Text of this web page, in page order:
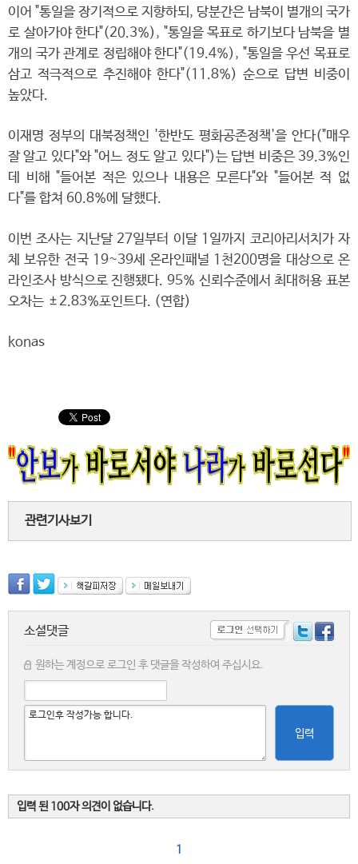
이어 "통일을 장기적으로 지향하되, 당분간은 남북이 별개의 국가
로 살아가야 한다"(20.3%), "통일을 목표로 하기보다 남북을 별
개의 국가 관계로 정립해야 한다"(19.4%), "통일을 우선 목표로
삼고 적극적으로 추진해야 한다"(11.8%) 순으로 답변 비중이
높았다.
이재명 정부의 대북정책인 '한반도 평화공존정책'을 안다("매우
잘 알고 있다"와 "어느 정도 알고 있다")는 답변 비중은 39.3%인
데 비해 "들어본 적은 있으나 내용은 모른다"와 "들어본 적 없
다"를 합쳐 60.8%에 달했다.
이번 조사는 지난달 27일부터 이달 1일까지 코리아리서치가 자
체 보유한 전국 19~39세 온라인패널 1천200명을 대상으로 온
라인조사 방식으로 진행됐다. 95% 신뢰수준에서 최대허용 표본
오차는 ±2.83%포인트다. (연합)
konas
관련기사보기
소셜댓글
원하는 계정으로 로그인 후 댓글을 작성하여 주십시요.
입력
입력 된 100자 의견이 없습니다.
1